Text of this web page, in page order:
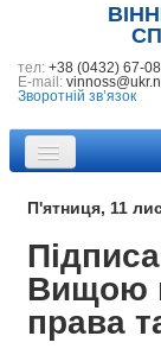
тел: +38 (0432) 67-
E-mail:
Зворотній зв’язок
НОВИНИ
ПІДПРИЄМСТВА
ФОТОГАЛЕРЕЯ
П'ятниця, 11
Вищою
права